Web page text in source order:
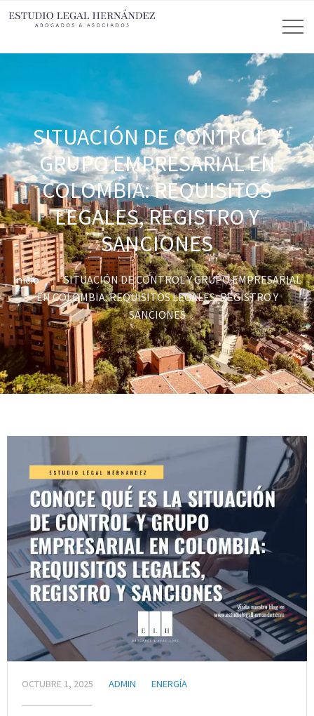
SITUACIÓN DE CONTROL Y
GRUPO EMPRESARIAL EN
COLOMBIA: REQUISITOS
LEGALES, REGISTRO Y
SANCIONES
Inicio
SITUACIÓN DE CONTROL Y GRUPO EMPRESARIAL
EN COLOMBIA: REQUISITOS LEGALES, REGISTRO Y
SANCIONES
OCTUBRE 1, 2025 ADMIN ENERGÍA